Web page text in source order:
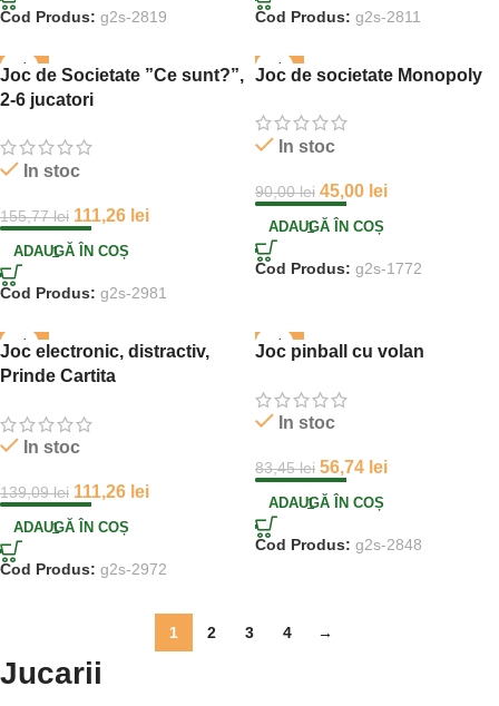
Cod Produs: g2s-2819 Cod Produs: g2s-2811
-29%
Joc de Societate ”Ce sunt?”,
2-6 jucatori
In stoc
155,77lei 111,26 lei
ADAUGĂ ÎN COȘ
Cod Produs: g2s-2981
-50%
Joc de societate Monopoly
In stoc
90,00lei 45,00 lei
ADAUGĂ ÎN COȘ
Cod Produs: g2s-1772
-20%
Joc electronic, distractiv,
Prinde Cartita
In stoc
139,09lei 111,26 lei
ADAUGĂ ÎN COȘ
Cod Produs: g2s-2972
-32%
Joc pinball cu volan
In stoc
83,45lei 56,74 lei
ADAUGĂ ÎN COȘ
Cod Produs: g2s-2848
1 2 3 4 →
Jucarii